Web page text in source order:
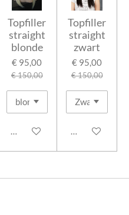
Topfiller
straight
blonde
€ 95,00
€ 150,00
In winkelwagen
Topfiller
straight
zwart
€ 95,00
€ 150,00
In